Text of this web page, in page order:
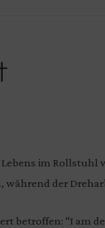
im Rollstuhl
der
betroffen: “I am